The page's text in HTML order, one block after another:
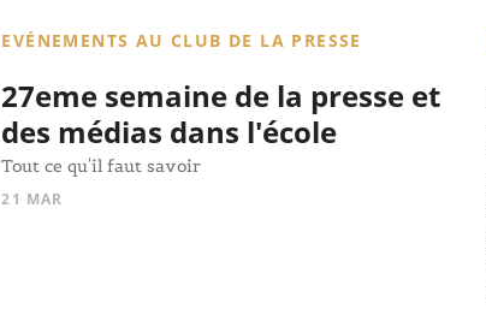
EVÉNEMENTS AU CLUB DE LA PRESSE
27eme semaine de la presse et
des médias dans l'école
Tout ce qu'il faut savoir
21 MAR